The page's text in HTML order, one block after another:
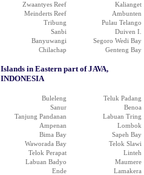
Zwaantyes Reef
Kalianget
Meinderts Reef
Ambunten
Tribung
Pulau Telango
Sanbi
Duiven I.
Banyuwangi
Segoro Wedi Bay
Chilachap
Genteng Bay
Islands in Eastern part of JAVA,
INDONESIA
Buleleng
Teluk Padang
Sanur
Benoa
Tanjung Pandanan
Labuan Tring
Ampenan
Lombok
Bima Bay
Sapeh Bay
Waworada Bay
Telok Slawi
Telok Perapat
Linteh
Labuan Badyo
Maumere
Ende
Lamakera